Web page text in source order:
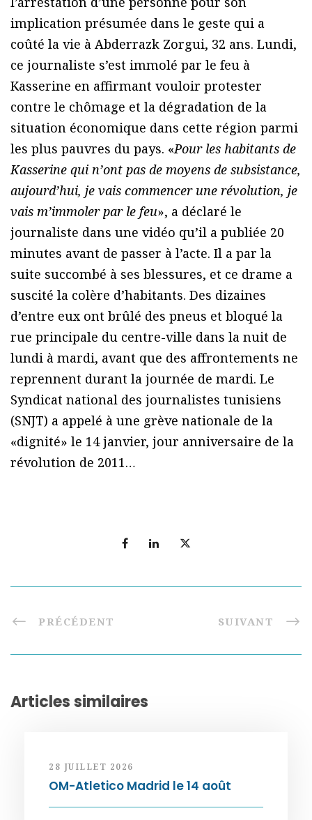
implication présumée dans le geste qui a
coûté la vie à Abderrazk Zorgui, 32 ans. Lundi,
ce journaliste s’est immolé par le feu à
Kasserine en affirmant vouloir protester
contre le chômage et la dégradation de la
situation économique dans cette région parmi
les plus pauvres du pays. «Pour les habitants de
Kasserine qui n’ont pas de moyens de subsistance,
aujourd’hui, je vais commencer une révolution, je
vais m’immoler par le feu», a déclaré le
journaliste dans une vidéo qu’il a publiée 20
minutes avant de passer à l’acte. Il a par la
suite succombé à ses blessures, et ce drame a
suscité la colère d’habitants. Des dizaines
d’entre eux ont brûlé des pneus et bloqué la
rue principale du centre-ville dans la nuit de
lundi à mardi, avant que des affrontements ne
reprennent durant la journée de mardi. Le
Syndicat national des journalistes tunisiens
(SNJT) a appelé à une grève nationale de la
«dignité» le 14 janvier, jour anniversaire de la
révolution de 2011…
PRÉCÉDENT SUIVANT
Articles similaires
28 JUILLET 2026
OM-Atletico Madrid le 14 août